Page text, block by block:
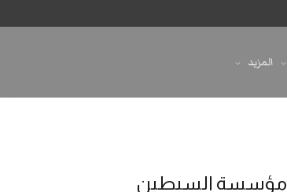
المزيد
مؤسسة السبطين